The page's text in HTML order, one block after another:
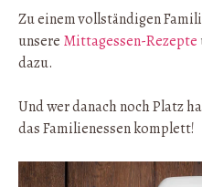
Zu einem vollständigen
unsere Mittagessen-Rezepte
dazu.
Und wer danach noch Platz
das Familienessen komplett!